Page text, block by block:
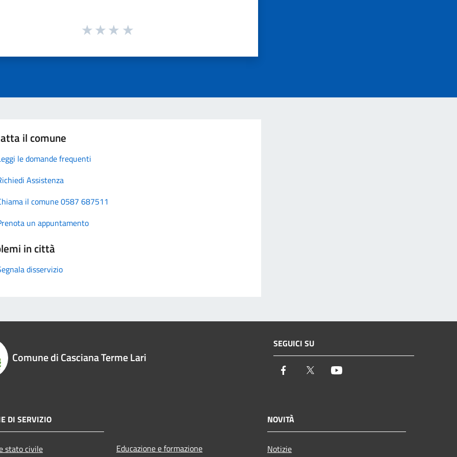
il comune
le domande frequenti
Assistenza
il comune 0587 687511
un appuntamento
in città
disservizio
Comune di Casciana Terme Lari
SEGUICI SU
Facebook Twitter
DI SERVIZIO
stato civile Educazione e formazione
NOVITÀ
Notizie